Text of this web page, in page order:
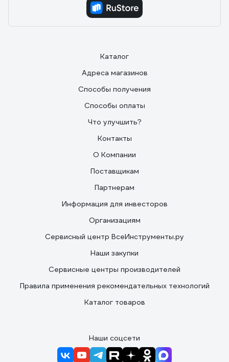
Каталог
Адреса магазинов
Способы получения
Способы оплаты
Что улучшить?
Контакты
О Компании
Поставщикам
Партнерам
Информация для инвесторов
Организациям
Сервисный центр ВсеИнструменты.ру
Наши закупки
Сервисные центры производителей
Правила применения рекомендательных технологий
Каталог товаров
Наши соцсети